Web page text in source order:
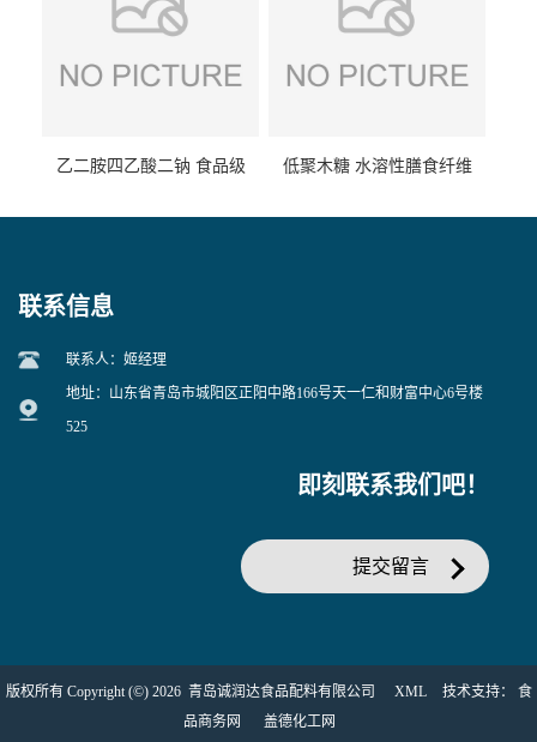
乙二胺四乙酸二钠 食品级
低聚木糖 水溶性膳食纤维
联系信息
联系人：姬经理
地址：山东省青岛市城阳区正阳中路166号天一仁和财富中心6号楼
525
即刻联系我们吧！
提交留言
版权所有 Copyright (©) 2026 青岛诚润达食品配料有限公司 XML 技术支持： 食
品商务网
盖德化工网